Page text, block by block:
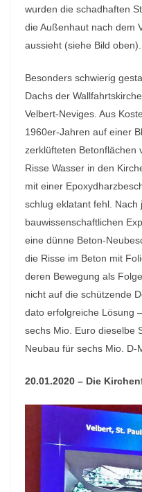
wurden die schadhaften
die Außenhaut nach dem
aussieht (siehe Bild oben).
Besonders schwierig
Dachs der
Velbert-Neviges. Aus
1960er-Jahren auf einer
zerklüfteten Betonflächen
Risse Wasser in den
mit einer
schlug eklatant fehl.
bauwissenschaftlichen
eine dünne Beton-
die Risse im Beton mit
deren Bewegung als
nicht auf die schützende
dato erfolgreiche Lösung
sechs Mio. Euro dieselbe
Neubau für sechs Mio. D-
20.01.2020 – Die